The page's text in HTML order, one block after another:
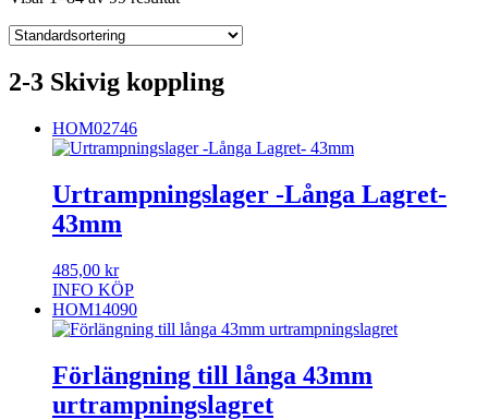
2-3 Skivig koppling
HOM02746
Urtrampningslager -Långa Lagret-
43mm
485,00 kr
INFO KÖP
HOM14090
Förlängning till långa 43mm
urtrampningslagret